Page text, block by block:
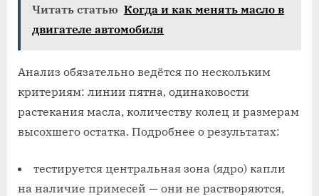
Читать статью Когда и как менять масло в
двигателе автомобиля
Анализ обязательно ведётся по нескольким
критериям: линии пятна, одинаковости
растекания масла, количеству колец и размерам
высохшего остатка. Подробнее о результатах:
тестируется центральная зона (ядро) капли
на наличие примесей — они не растворяются,